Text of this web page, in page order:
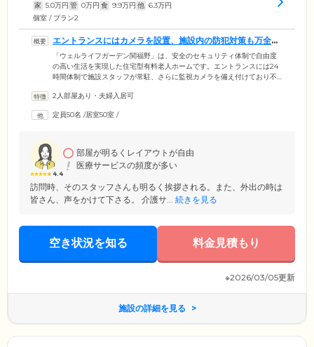
家 5.0万円 管 0万円 食 9.9万円 他 6.3万円
個室 / プラン2
エントランスにはカメラを設置、施設内の防犯対策も万全で
す
「ウェルライフガーデン関福野」は、安全のセキュリティ体制で自由度
の高い生活を実現した住宅型有料老人ホームです。エントランスには24
時間体制で施設スタッフが常駐、さらに監視カメラを備え付けており不
内で起きたトラブルの早期発見や防犯上に役立てています。また、当施
バコやお酒などの嗜好品も指定の場所でお楽しみいただけます。買い物
2人部屋あり・夫婦入居可
定員50名 /居室50室 /
4.4
部屋が明るくレイアウトが自由
医療サービスの頻度が多い
訪問時、そのスタッフさんも明るく挨拶される。また、外出の時は
皆さん、声をかけて下さる。 介護サ... 続きを見る
空き状況を知る 料金見積もり
※2026/03/05更新
施設の詳細を見る